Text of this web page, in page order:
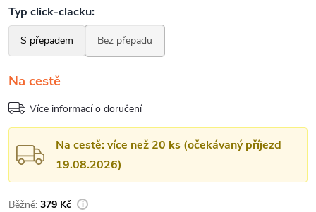
Na cestě
Více informací o doručení
Na cestě: více než 20 ks (očekávaný příjezd
19.08.2026)
379 Kč